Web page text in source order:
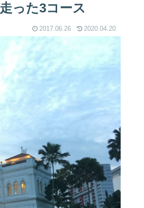
った3コース
2017.06.26 2020.04.20